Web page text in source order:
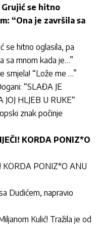
se hitno
“Ona je završila sa
se hitno oglasila, pa
sa mnom kada je…”
smjela! “Lože me …”
“SLAĐA JE
HLJEB U RUKE“
znak počinje
KORDA PONIZ*O
KORDA PONIZ*O ANU
Dudićem, napravio
Kulić! Tražila je od